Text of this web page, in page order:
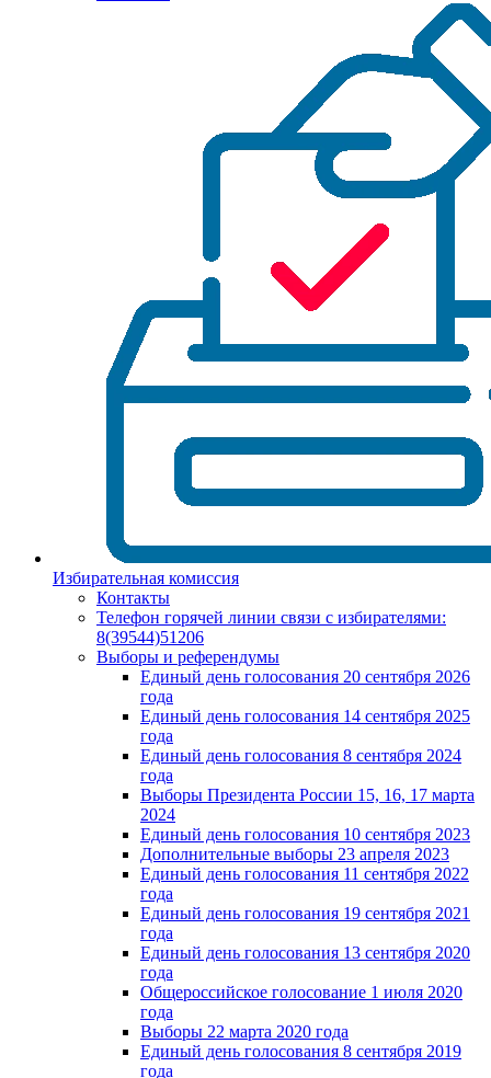
Избирательная комиссия
Контакты
Телефон горячей линии связи с избирателями:
8(39544)51206
Выборы и референдумы
Единый день голосования 20 сентября 2026
года
Единый день голосования 14 сентября 2025
года
Единый день голосования 8 сентября 2024
года
Выборы Президента России 15, 16, 17 марта
2024
Единый день голосования 10 сентября 2023
Дополнительные выборы 23 апреля 2023
Единый день голосования 11 сентября 2022
года
Единый день голосования 19 сентября 2021
года
Единый день голосования 13 сентября 2020
года
Общероссийское голосование 1 июля 2020
года
Выборы 22 марта 2020 года
Единый день голосования 8 сентября 2019
года